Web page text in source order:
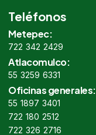
Teléfonos
Metepec:
722 342 2429
Atlacomulco:
55 3259 6331
Oficinas generales:
55 1897 3401
722 180 2512
722 326 2716